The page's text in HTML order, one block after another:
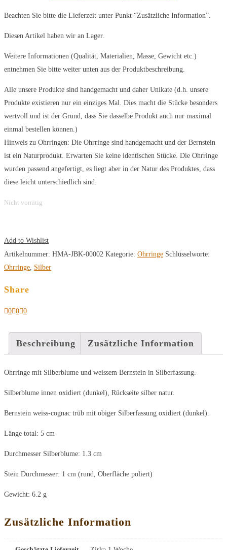
Beachten Sie bitte die Lieferzeit unter Punkt “Zusätzliche Information”.
Diesen Artikel haben wir an Lager.
Weitere Informationen (Qualität, Materialien, Masse, Gewicht etc.)
entnehmen Sie bitte weiter unten aus der Produktbeschreibung.
Alle unsere Produkte sind handgemacht und daher Unikate (d.h. unsere
Produkte existieren nur ein einziges Mal. Dies macht die Stücke besonders
wertvoll und ist der Grund, dass Sie dasselbe Produkt auch nur maximal
einmal bestellen können.)
Hinweis zu Ohrringen: Die Ohrringe sind handgemacht und der Bernstein
ist ein Naturprodukt. Erwarten Sie keine identischen Stücke. Die Ohrringe
wurden passend angefertigt, es liegt aber in der Natur des Produktes, dass
diese leicht unterschiedlich sind.
Nicht vorrätig
Add to Wishlist
Artikelnummer: HMA-JBK-00002 Kategorie: Ohrringe Schlüsselworte:
Ohrringe, Silber
Share
0 0 0
Beschreibung Zusätzliche Information
Ohrringe mit Silberblume und weissem Bernstein in Silberfassung.
Silberblume innen oxidiert (dunkel), Rückseite silber natur.
Bernstein weiss-cognac trüb mit obiger Silberfassung oxidiert (dunkel).
Länge total: 5 cm
Durchmesser Silberblume: 1.3 cm
Stein Durchmesser: 1 cm (rund, Oberfläche poliert)
Gewicht: 6.2 g
Zusätzliche Information